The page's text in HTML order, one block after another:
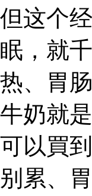
但这个
眠，就
热、胃
牛奶就
可以買
别累、